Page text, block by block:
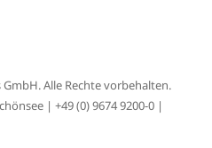
Alle Rechte vorbehalten.
| +49 (0) 9674 9200-0 |